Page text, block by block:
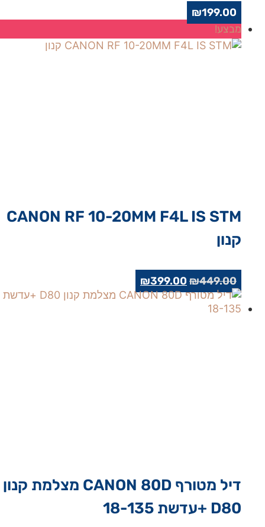
₪199.00
מבצע!
CANON RF 10-20MM F4L IS STM
קנון
₪449.00
המחיר
המקורי
₪399.00
הנוכחי
דיל מטורף CANON 80D מצלמת קנון
D80 +עדשת 18-135